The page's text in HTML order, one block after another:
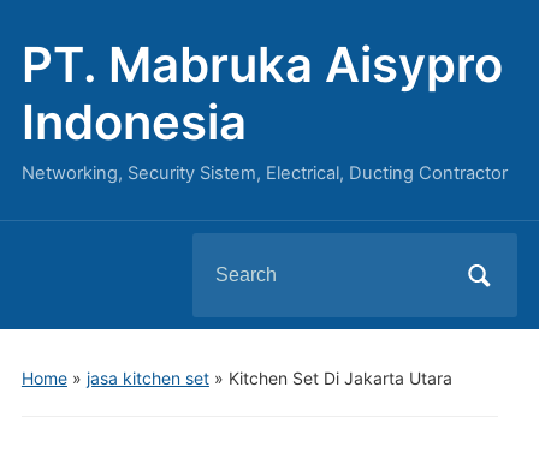
PT. Mabruka Aisypro
Indonesia
Networking, Security Sistem, Electrical, Ducting Contractor
for:
Home» jasa kitchen set» Kitchen Set Di Jakarta Utara